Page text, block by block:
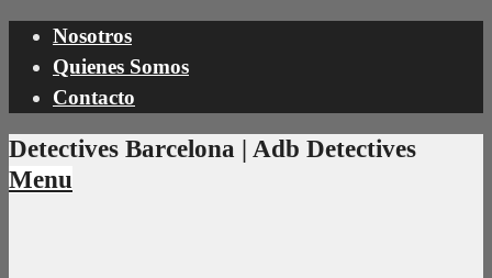
Nosotros
Quienes Somos
Contacto
Detectives Barcelona | Adb Detectives
Menu